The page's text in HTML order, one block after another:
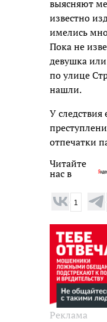
выясняют
известно
имелись
Пока не
девушка
по улице
нашли.
У следствия
отпечатки
Читайте
нас в
1
Реклама